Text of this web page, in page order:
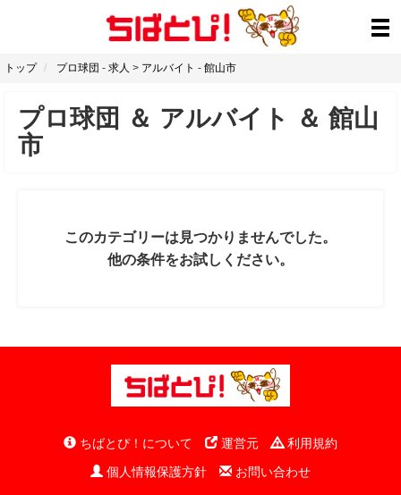
トップ プロ球団 - 求人 > アルバイト - 館山市
プロ球団 ＆ アルバイト ＆ 館山
市
このカテゴリーは見つかりませんでした。
他の条件をお試しください。
ちばとぴ！について 運営元
利用規約
個人情報保護方針
お問い合わせ